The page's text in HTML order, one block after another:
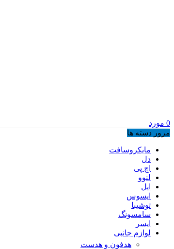
0 مورد
مرور دسته ها
مایکروسافت
دل
اچ پی
لنوو
اپل
ایسوس
توشیبا
سامسونگ
ایسر
لوازم جانبی
هدفون و هدست